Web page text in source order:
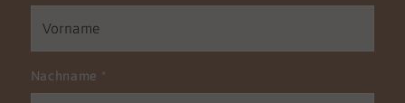
Nachname *